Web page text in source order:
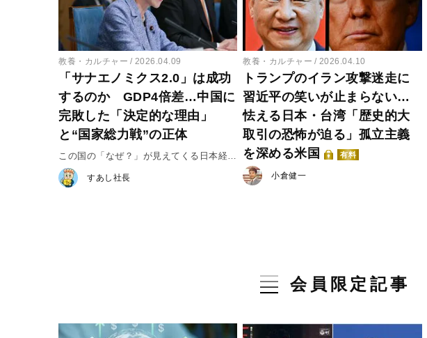
教養・カルチャー 2026.04.09
「サナエノミクス2.0」は成功
するのか GDP4倍差…中国に
完敗した「決定的な理由」
と“国家総力戦”の正体
この国の「なぜ？」が見えてくる日本経済
地図 #１すあし社長
教養・カルチャー 2026.04.10
トランプのイラン攻撃迷走に
習近平の笑いが止まらない…
怯える日本・台湾「歴史的大
取引の恐怖が迫る」孤立主義
を深める米国
有料
小倉健一
会員限定記事